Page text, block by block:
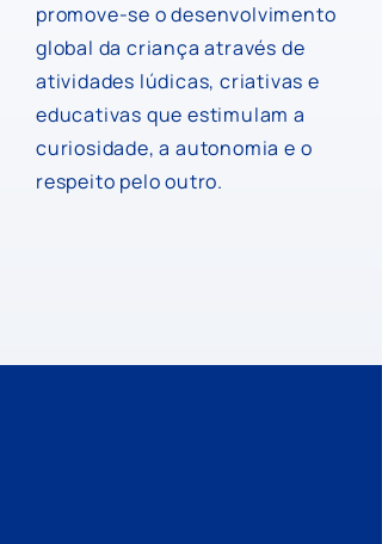
promove-se o desenvolvimento
global da criança através de
atividades lúdicas, criativas e
educativas que estimulam a
curiosidade, a autonomia e o
respeito pelo outro.